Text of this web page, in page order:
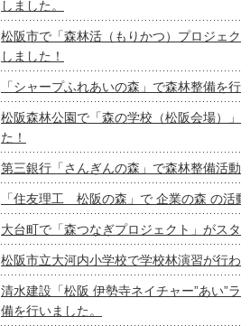
しました。
松阪市で「森林活（もりかつ）プロジェク
しました！
「シャープふれあいの森」で森林整備を行
松阪森林公園で「森の学校（松阪会場）」
た！
第三銀行「さんぎんの森」で森林整備活動
「住友理工 松阪の森」で 企業の森 の活
大台町で「森つなぎプロジェクト」がスタ
松阪市立大河内小学校で学校林演習が行わ
清水建設「松阪 伊勢寺ネイチャー”あい”ラ
備を行いました。